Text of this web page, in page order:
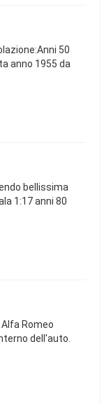
50
anno 1955 da
bellissima
1:17 anni 80
Romeo
dell'auto.